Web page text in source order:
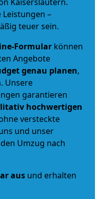
–
teuer sein.
Formular können
Angebote
genau planen,
Unsere
garantieren
hochwertigen
versteckte
und unser
Umzug nach
aus und erhalten